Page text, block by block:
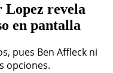
Lopez revela
en pantalla
pues Ben Affleck ni
opciones.